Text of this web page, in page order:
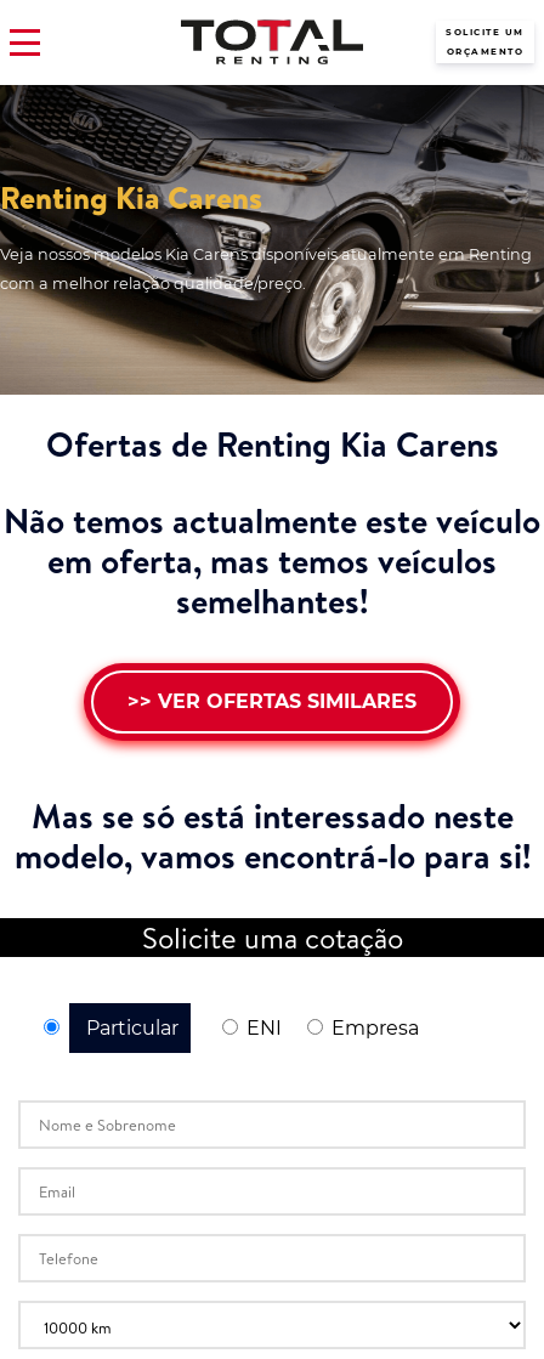
SOLICITE UM
ORÇAMENTO
Renting Kia Carens
Veja nossos modelos Kia Carens disponíveis atualmente em Renting
com a melhor relação qualidade/preço.
Ofertas de Renting Kia Carens
Não temos actualmente este veículo
em oferta, mas temos veículos
semelhantes!
>> VER OFERTAS SIMILARES
Mas se só está interessado neste
modelo,vamos encontrá-lo para si!
Solicite uma cotação
Particular ENI Empresa